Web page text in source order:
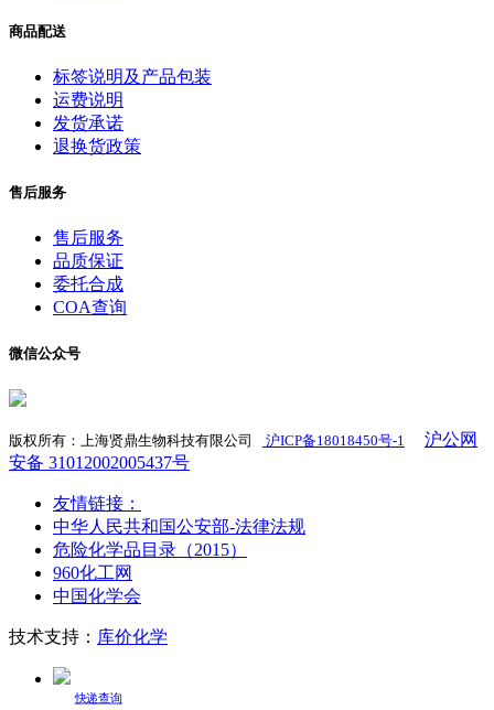
商品配送
标签说明及产品包装
运费说明
发货承诺
退换货政策
售后服务
售后服务
品质保证
委托合成
COA查询
微信公众号
版权所有：上海贤鼎生物科技有限公司 沪ICP备18018450号-1
沪公网
安备 31012002005437号
友情链接：
中华人民共和国公安部-法律法规
危险化学品目录（2015）
960化工网
中国化学会
技术支持： 库价化学
快递查询